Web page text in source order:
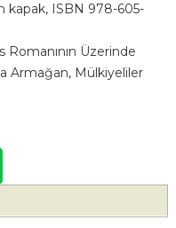
kapak, ISBN 978-605-
Romanının Üzerinde
Armağan, Mülkiyeliler